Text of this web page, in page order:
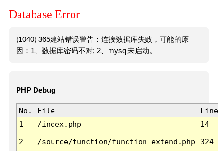
Database Error
(1040) 365建站错误警告：连接数据库失败，可能的原
因：1、数据库密码不对; 2、mysql未启动。
PHP Debug
No. File
Line
1
/index.php 14
2 /source/function/function_extend.php 324